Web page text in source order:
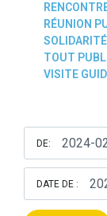
RÉUNION
SOLIDARITÉ
TOUT
VISITE
DE:
DATE DE :